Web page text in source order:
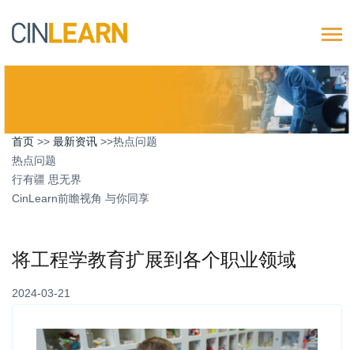
首页 >> 最新资讯 >>热点问题
热点问题
行有疆 思无界
CinLearn前瞻视角 与你同享
将工程学教育扩展到各个职业领域
2024-03-21